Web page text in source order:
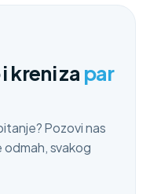
kreni za par
Pozovi nas
odmah, svakog